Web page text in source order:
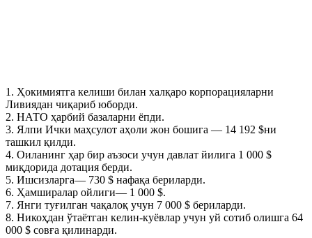
1. Ҳокимиятга келиши билан халқаро корпорацияларни
Ливиядан чиқариб юборди.
2. НАТО ҳарбий базаларни ёпди.
3. Ялпи Ички маҳсулот аҳоли жон бошига — 14 192 $ни
ташкил қилди.
4. Оиланинг ҳар бир аъзоси учун давлат йилига 1 000 $
миқдорида дотация берди.
5. Ишсизларга— 730 $ нафақа бериларди.
6. Ҳамширалар ойлиги— 1 000 $.
7. Янги туғилган чақалоқ учун 7 000 $ бериларди.
8. Никоҳдан ўтаётган келин-куёвлар учун уй сотиб олишга 64
000 $ совға қилинарди.